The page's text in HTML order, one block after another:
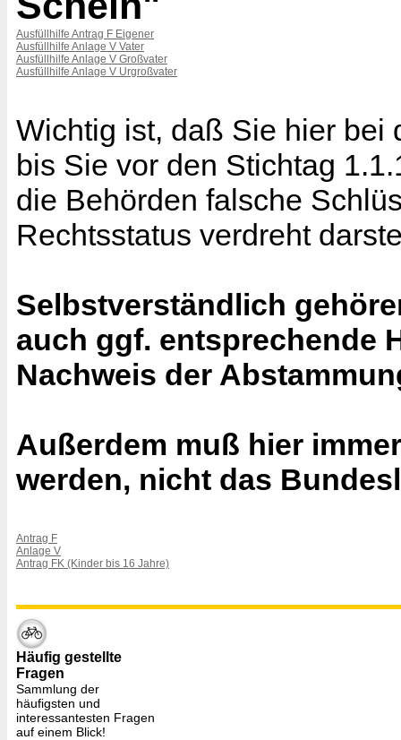
Ausfüllhilfe Antrag F Eigener
Ausfüllhilfe Anlage V Vater
Ausfüllhilfe Anlage V Großvater
Ausfüllhilfe Anlage V Urgroßvater
Wichtig ist, daß Sie hier bei
bis Sie vor den Stichtag
die Behörden falsche
Rechtsstatus verdreht
Selbstverständlich
auch ggf. entsprechende
Nachweis der
Außerdem muß hier
werden, nicht das
Antrag F
Anlage V
Antrag FK (Kinder bis 16 Jahre)
Häufig gestellte
Fragen
Sammlung der
häufigsten und
interessantesten Fragen
auf einem Blick!